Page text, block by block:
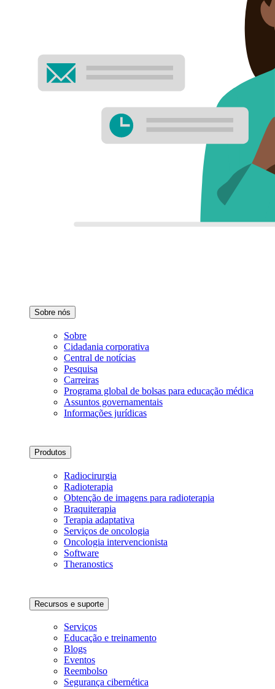
Sobre nós
Sobre
Cidadania corporativa
Central de notícias
Pesquisa
Carreiras
Programa global de bolsas para educação médica
Assuntos governamentais
Informações jurídicas
Produtos
Radiocirurgia
Radioterapia
Obtenção de imagens para radioterapia
Braquiterapia
Terapia adaptativa
Serviços de oncologia
Oncologia intervencionista
Software
Theranostics
Recursos e suporte
Serviços
Educação e treinamento
Blogs
Eventos
Reembolso
Segurança cibernética